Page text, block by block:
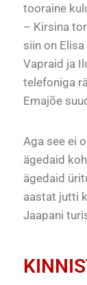
tooraine
– Kirsina
siin on
Vapraid ja
telefoniga
Emajõe
Aga see ei
ägedaid
ägedaid
aastat jutti
Jaapani